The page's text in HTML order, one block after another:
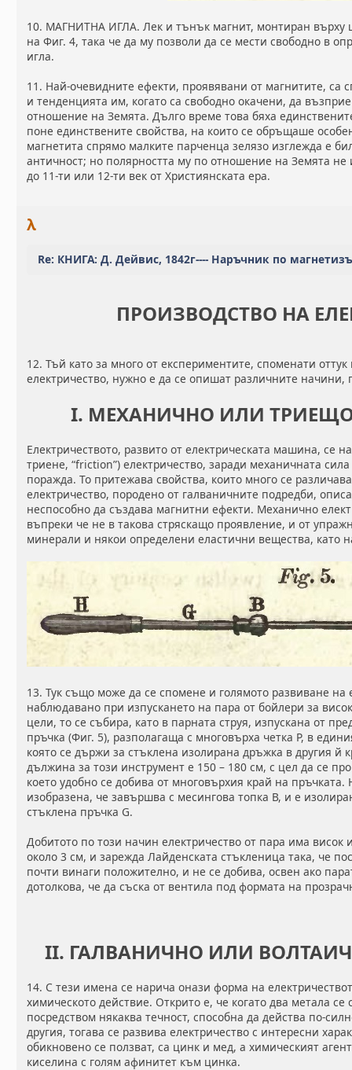
10. МАГНИТНА ИГЛА. Лек и тънък магнит, монтиран върху
на Фиг. 4, така че да му позволи да се мести свободно в
игла.
11. Най-очевидните ефекти, проявявани от магнитите, са
и тенденцията им, когато са свободно окачени, да
отношение на Земята. Дълго време това бяха
поне единствените свойства, на които се обръщаше
магнетита спрямо малките парченца зелязо изглежда е
античност; но полярността му по отношение на Земята не
до 11-ти или 12-ти век от Християнската ера.
λ
Re: КНИГА: Д. Дейвис, 1842г---- Наръчник по
ПРОИЗВОДСТВО НА
12. Тъй като за много от експериментите, споменати
електричество, нужно е да се опишат различните
I. МЕХАНИЧНО ИЛИ ТРИЕЩО
Електричеството, развито от електрическата машина, се
триене, “friction”) електричество, заради механичната
поражда. То притежава свойства, които много се
електричество, породено от галваничните подредби,
неспособно да създава магнитни ефекти. Механично
въпреки че не в такова стряскащо проявление, и от
минерали и някои определени еластични вещества, като
13. Тук също може да се спомене и голямото развиване на
наблюдавано при изпускането на пара от бойлери за
цели, то се събира, като в парната струя, изпускана от
пръчка (Фиг. 5), разполагаща с многовърха четка Р, в
която се държи за стъклена изолирана дръжка в другия й
дължина за този инструмент е 150 – 180 см, с цел да се
което удобно се добива от многовърхия край на
изобразена, че завършва с месингова топка В, и е
стъклена пръчка G.
Добитото по този начин електричество от пара има висок
около 3 см, и зарежда Лайденската стъкленица така, че
почти винаги положително, и не се добива, освен ако
дотолкова, че да съска от вентила под формата на
II. ГАЛВАНИЧНО ИЛИ
14. С тези имена се нарича онази форма на
химическото действие. Открито е, че когато два метала
посредством някаква течност, способна да действа по-
другия, тогава се развива електричество с интересни
обикновено се ползват, са цинк и мед, а химическият
киселина с голям афинитет към цинка.